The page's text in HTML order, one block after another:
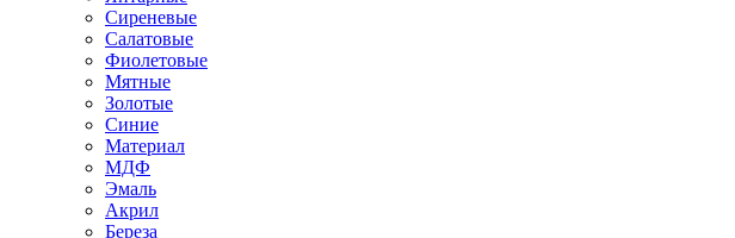
Сиреневые
Салатовые
Фиолетовые
Мятные
Золотые
Синие
Материал
МДФ
Эмаль
Акрил
Береза